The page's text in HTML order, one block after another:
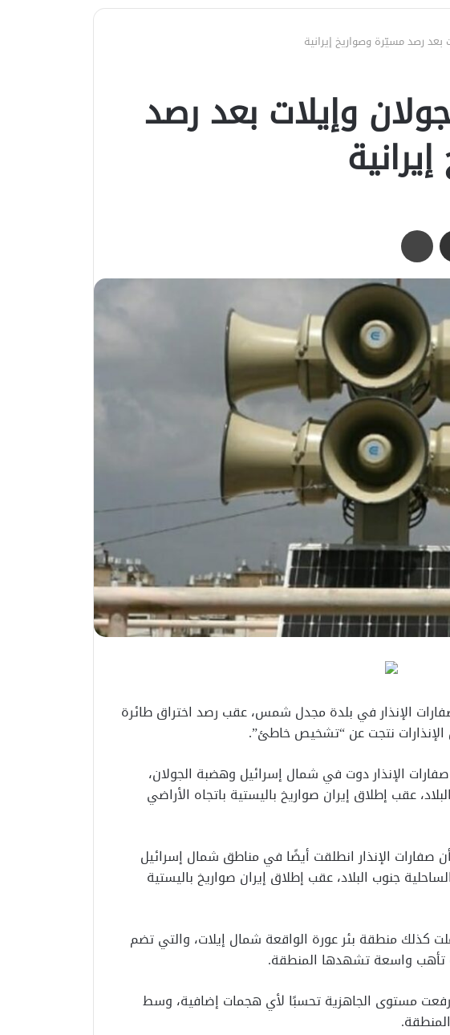
بعد رصد مسيّرة وصواريخ إيرانية
وإيلات بعد رصد
مشاركة عبر البريد
الإنذار في بلدة مجدل شمس، عقب رصد اختراق طائرة
نتجت عن “تشخيص خاطئ”.
الإنذار دوت في شمال إسرائيل وهضبة الجولان،
عقب إطلاق إيران صواريخ باليستية باتجاه الأراضي
صفارات الإنذار انطلقت أيضًا في مناطق شمال إسرائيل
جنوب البلاد، عقب إطلاق إيران صواريخ باليستية
كذلك منطقة بئر عورة الواقعة شمال إيلات، والتي تضم
تأهب واسعة تشهدها المنطقة.
مستوى الجاهزية تحسبًا لأي هجمات إضافية، وسط